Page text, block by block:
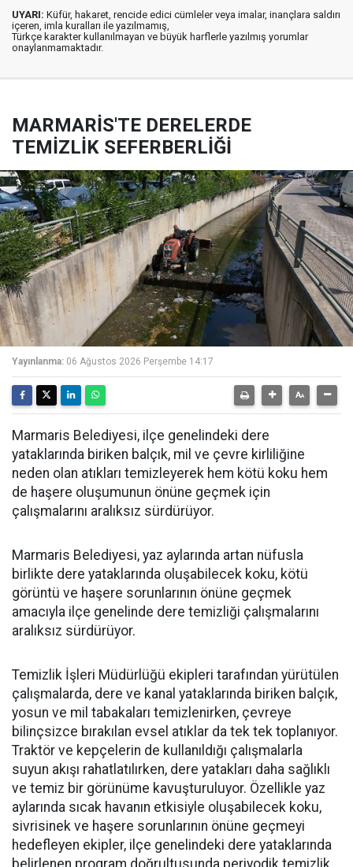
UYARI: Küfür, hakaret, rencide edici cümleler veya imalar, inançlara saldırı
içeren, imla kuralları ile yazılmamış,
Türkçe karakter kullanılmayan ve büyük harflerle yazılmış yorumlar
onaylanmamaktadır.
MARMARİS'TE DERELERDE
TEMİZLİK SEFERBERLİĞİ
Yayınlanma: 06 Ağustos 2026 Perşembe 14:17
Marmaris Belediyesi, ilçe genelindeki dere
yataklarında biriken balçık, mil ve çevre kirliliğine
neden olan atıkları temizleyerek hem kötü koku hem
de haşere oluşumunun önüne geçmek için
çalışmalarını aralıksız sürdürüyor.
Marmaris Belediyesi, yaz aylarında artan nüfusla
birlikte dere yataklarında oluşabilecek koku, kötü
görüntü ve haşere sorunlarının önüne geçmek
amacıyla ilçe genelinde dere temizliği çalışmalarını
aralıksız sürdürüyor.
Temizlik İşleri Müdürlüğü ekipleri tarafından yürütülen
çalışmalarda, dere ve kanal yataklarında biriken balçık,
yosun ve mil tabakaları temizlenirken, çevreye
bilinçsizce bırakılan evsel atıklar da tek tek toplanıyor.
Traktör ve kepçelerin de kullanıldığı çalışmalarla
suyun akışı rahatlatılırken, dere yatakları daha sağlıklı
ve temiz bir görünüme kavuşturuluyor. Özellikle yaz
aylarında sıcak havanın etkisiyle oluşabilecek koku,
sivrisinek ve haşere sorunlarının önüne geçmeyi
hedefleyen ekipler, ilçe genelindeki dere yataklarında
belirlenen program doğrultusunda periyodik temizlik